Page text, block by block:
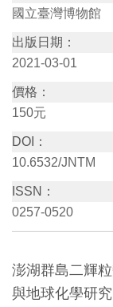
訊
教
活
版
典
國立臺灣博物館
出版日期：
2021-03-01
價格：
150元
DOI：
10.6532/JNTM
ISSN：
0257-0520
澎湖群島二輝
與地球化學研究